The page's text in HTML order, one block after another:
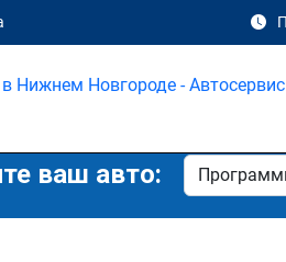
ваш авто: